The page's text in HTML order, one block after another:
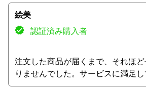
絵美
認証済み購入者
注文した商品が届くまで、それほ
りませんでした。サービスに満足し